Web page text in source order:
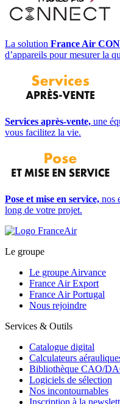
La solution France Air
d’appareils pour mesurer la
Services après-vente, une
vous facilitez la vie.
Pose et mise en service, nos
long de votre projet.
Le groupe
Le groupe Airvance
France Air Export
France Air Portugal
Nous rejoindre
Services & Outils
Catalogue digital
Calculateurs
Bibliothèque CAO/
Logiciels de sélection
Nos incontournables
Inscription à la